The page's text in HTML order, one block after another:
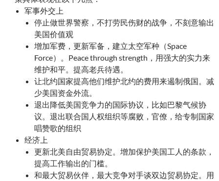
军事外交上
停止做世界警察，不打劳民伤财的战争，不刻意输出
美国价值观
增加军费，更新军备，建立太空军种（Space
Force）。Peace through strength，用强大的实力来
维护和平。提高老兵待遇。
让北约国家提高他们维护北约的费用来遏制俄国。减
少美国资金外流。
退出降低美国竞争力的国际协议，比如巴黎气候协
议。退出联合国人权组织等腐败，官僚，给专制国家
唱赞歌的组织
经济上
更新北美自由贸易协定。增加保护美国工人的条款，
提高工作输出的门槛。
和最大贸易伙伴，最大竞争对手谈双边贸易协定。用